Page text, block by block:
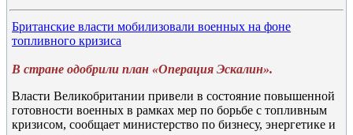
Британские власти мобилизовали военных на фоне
топливного кризиса
В стране одобрили план «Операция Эскалин».
Власти Великобритании привели в состояние повышенной
готовности военных в рамках мер по борьбе с топливным
кризисом, сообщает министерство по бизнесу, энергетике и